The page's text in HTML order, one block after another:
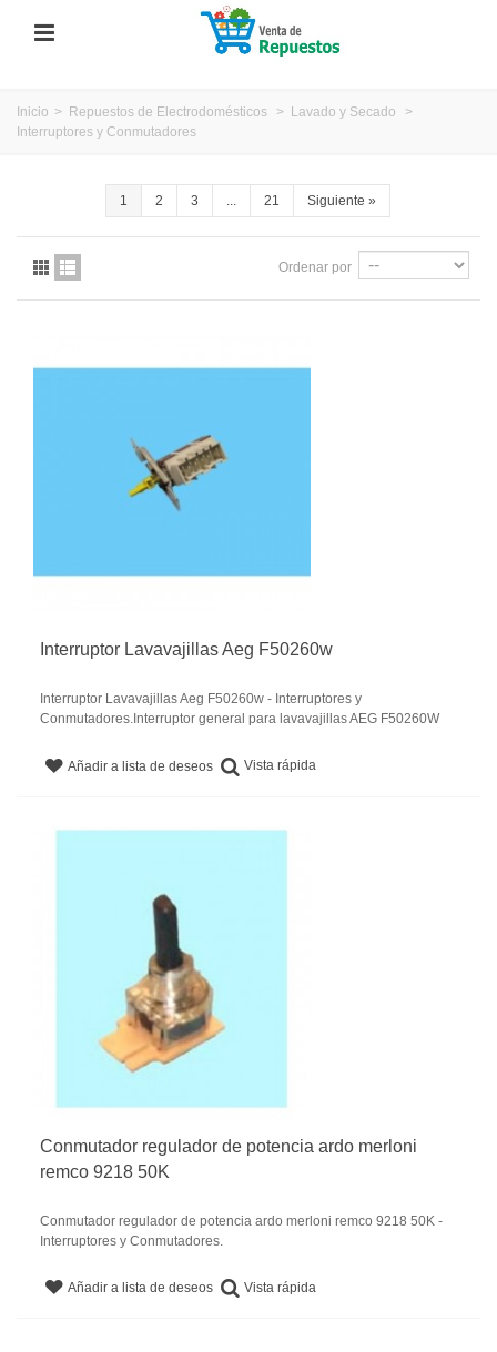
Inicio > Repuestos de Electrodomésticos > Lavado y Secado
>
Interruptores y Conmutadores
1 2 3 ... 21 Siguiente »
Ordenar por
Interruptor Lavavajillas Aeg F50260w
Interruptor Lavavajillas Aeg F50260w - Interruptores y
Conmutadores.Interruptor general para lavavajillas AEG F50260W
Añadir a lista de deseos Vista rápida
Conmutador regulador de potencia ardo merloni
remco 9218 50K
Conmutador regulador de potencia ardo merloni remco 9218 50K -
Interruptores y Conmutadores.
Añadir a lista de deseos Vista rápida